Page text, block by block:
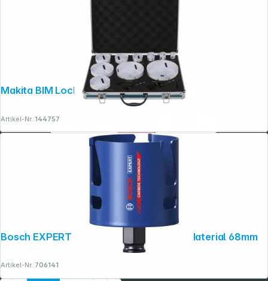
Makita BIM Lochsägen-Set 13-tlg
Artikel-Nr.:144757
Bosch EXPERT Lochsäge ConstructionMaterial 68mm
Artikel-Nr.:706141